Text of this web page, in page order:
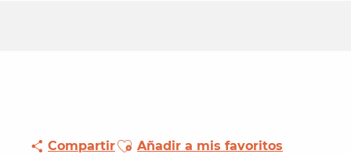
CompartirAjouter aux favoris
Añadir a mis favoritos